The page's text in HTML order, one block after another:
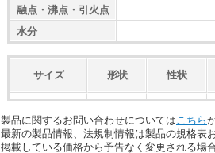
融点・沸点・引火点
水分
サイズ 形状 性状
製品に関するお問い合わせについては こちら
最新の製品情報、法規制情報は製品の規格表
掲載している価格から予告なく変更される場